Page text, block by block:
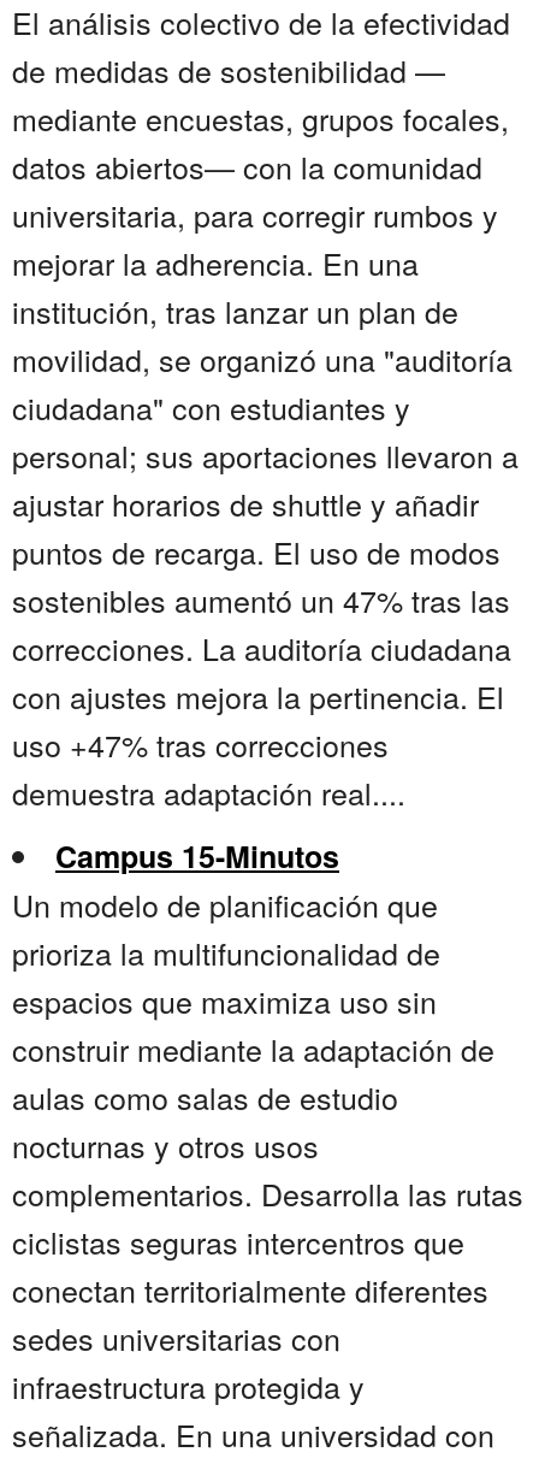
El análisis colectivo de la efectividad
de medidas de sostenibilidad —
mediante encuestas, grupos focales,
datos abiertos— con la comunidad
universitaria, para corregir rumbos y
mejorar la adherencia. En una
institución, tras lanzar un plan de
movilidad, se organizó una "auditoría
ciudadana" con estudiantes y
personal; sus aportaciones llevaron a
ajustar horarios de shuttle y añadir
puntos de recarga. El uso de modos
sostenibles aumentó un 47% tras las
correcciones. La auditoría ciudadana
con ajustes mejora la pertinencia. El
uso +47% tras correcciones
demuestra adaptación real....
Campus 15-Minutos
Un modelo de planificación que
prioriza la multifuncionalidad de
espacios que maximiza uso sin
construir mediante la adaptación de
aulas como salas de estudio
nocturnas y otros usos
complementarios. Desarrolla las rutas
ciclistas seguras intercentros que
conectan territorialmente diferentes
sedes universitarias con
infraestructura protegida y
señalizada. En una universidad con